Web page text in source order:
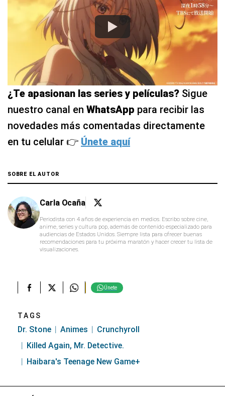
¿Te apasionan las series y películas? Sigue
nuestro canal en WhatsApp para recibir las
novedades más comentadas directamente
en tu celular 👉 Únete aquí
SOBRE EL AUTOR
Carla Ocaña
Periodista con 4 años de experiencia en medios. Escribo sobre cine,
anime, series y cultura pop, además de contenido especializado para
audiencias de Estados Unidos. Siempre lista para ofrecer buenas
recomendaciones para tu próxima maratón y hacer crecer tu lista de
visualizaciones.
Únete
TAGS
Dr. Stone Animes
Crunchyroll
Killed Again, Mr. Detective.
Haibara's Teenage New Game+